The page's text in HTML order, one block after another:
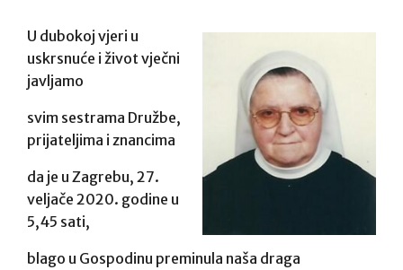
U dubokoj vjeri u
uskrsnuće i život vječni
javljamo
svim sestrama Družbe,
prijateljima i znancima
da je u Zagrebu, 27.
veljače 2020. godine u
5,45 sati,
blago u Gospodinu preminula naša draga